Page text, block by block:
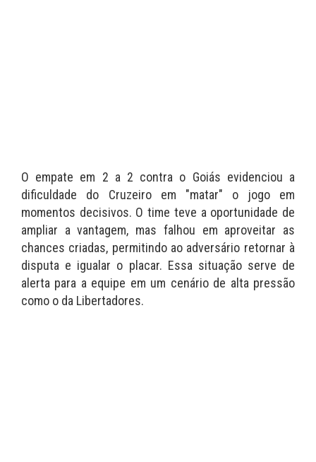
O empate em 2 a 2 contra o Goiás evidenciou a
dificuldade do Cruzeiro em "matar" o jogo em
momentos decisivos. O time teve a oportunidade de
ampliar a vantagem, mas falhou em aproveitar as
chances criadas, permitindo ao adversário retornar à
disputa e igualar o placar. Essa situação serve de
alerta para a equipe em um cenário de alta pressão
como o da Libertadores.